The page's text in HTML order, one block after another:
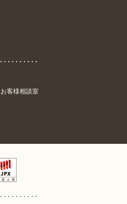
お客様相談室